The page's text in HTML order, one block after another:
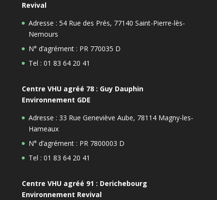
Revival
Adresse : 54 Rue des Prés, 77140 Saint-Pierre-lès-
Nemours
N° d’agrément : PR 770035 D
Tel : 01 83 64 20 41
Centre VHU agréé 78 : Guy Dauphin
Environnement GDE
Adresse : 33 Rue Geneviève Aube, 78114 Magny-les-
Hameaux
N° d’agrément : PR 7800003 D
Tel : 01 83 64 20 41
Centre VHU agréé 91 : Derichebourg
Environnement Revival